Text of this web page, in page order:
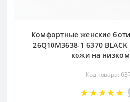
Комфортные женские
26Q10M3638-1 6370
кожи на
Код товара: